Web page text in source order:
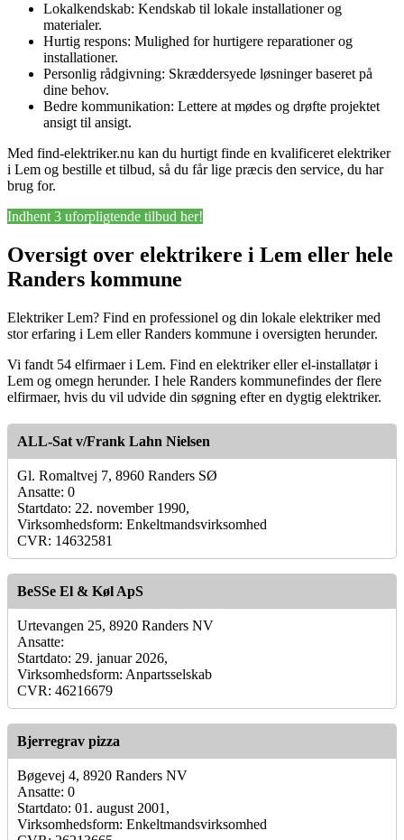
Lokalkendskab: Kendskab til lokale installationer og
materialer.
Hurtig respons: Mulighed for hurtigere reparationer og
installationer.
Personlig rådgivning: Skræddersyede løsninger baseret på
dine behov.
Bedre kommunikation: Lettere at mødes og drøfte projektet
ansigt til ansigt.
Med find-elektriker.nu kan du hurtigt finde en kvalificeret elektriker
i Lem og bestille et tilbud, så du får lige præcis den service, du har
brug for.
Indhent 3 uforpligtende tilbud her!
Oversigt over elektrikere i Lem eller hele
Randers kommune
Elektriker Lem? Find en professionel og din lokale elektriker med
stor erfaring i Lem eller Randers kommune i oversigten herunder.
Vi fandt 54 elfirmaer i Lem. Find en elektriker eller el-installatør i
Lem og omegn herunder. I hele Randers kommunefindes der flere
elfirmaer, hvis du vil udvide din søgning efter en dygtig elektriker.
ALL-Sat v/Frank Lahn Nielsen
Gl. Romaltvej 7, 8960 Randers SØ
Ansatte: 0
Startdato: 22. november 1990,
Virksomhedsform: Enkeltmandsvirksomhed
CVR: 14632581
BeSSe El & Køl ApS
Urtevangen 25, 8920 Randers NV
Ansatte:
Startdato: 29. januar 2026,
Virksomhedsform: Anpartsselskab
CVR: 46216679
Bjerregrav pizza
Bøgevej 4, 8920 Randers NV
Ansatte: 0
Startdato: 01. august 2001,
Virksomhedsform: Enkeltmandsvirksomhed